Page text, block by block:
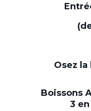
Osez
Boissons
3